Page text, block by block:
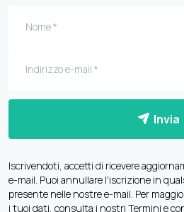
Invia
Iscrivendoti, accetti di ricevere
e-mail. Puoi annullare l'iscrizione in
presente nelle nostre e-mail. Per
i tuoi dati, consulta i nostri Termini e